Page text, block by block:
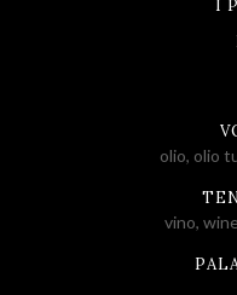
I
olio, olio
vino,